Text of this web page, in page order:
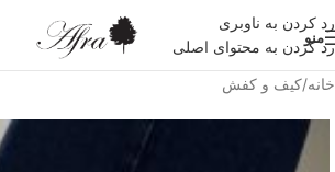
رد کردن به ناوبری
رد کردن به محتوای اصلی
منو
خانه/کیف و کفش